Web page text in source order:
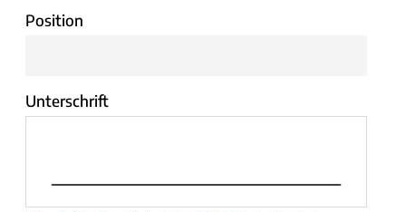
Position
Unterschrift